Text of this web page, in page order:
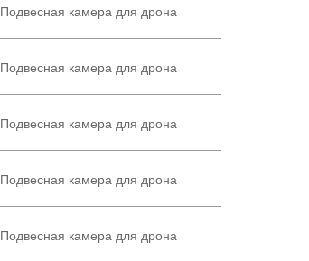
Подвесная камера для дрона
Подвесная камера для дрона
Подвесная камера для дрона
Подвесная камера для дрона
Подвесная камера для дрона